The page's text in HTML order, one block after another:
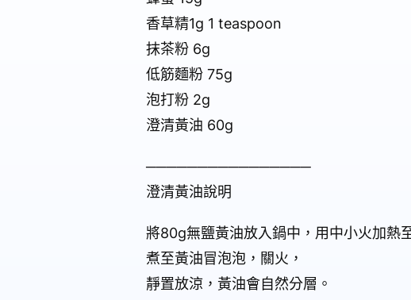
香草精1g 1 teaspoon
抹茶粉 6g
低筋麵粉 75g
泡打粉 2g
澄清黃油 60g
────────────────
澄清黃油說明
將80g無鹽黃油放入鍋中，用中小火加熱
煮至黃油冒泡泡，關火，
靜置放涼，黃油會自然分層。